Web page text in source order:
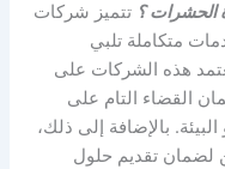
الحشرات ؟ تتميز شركات
متكاملة تلبي
هذه الشركات على
القضاء التام على
بالإضافة إلى ذلك،
لضمان تقديم حلول